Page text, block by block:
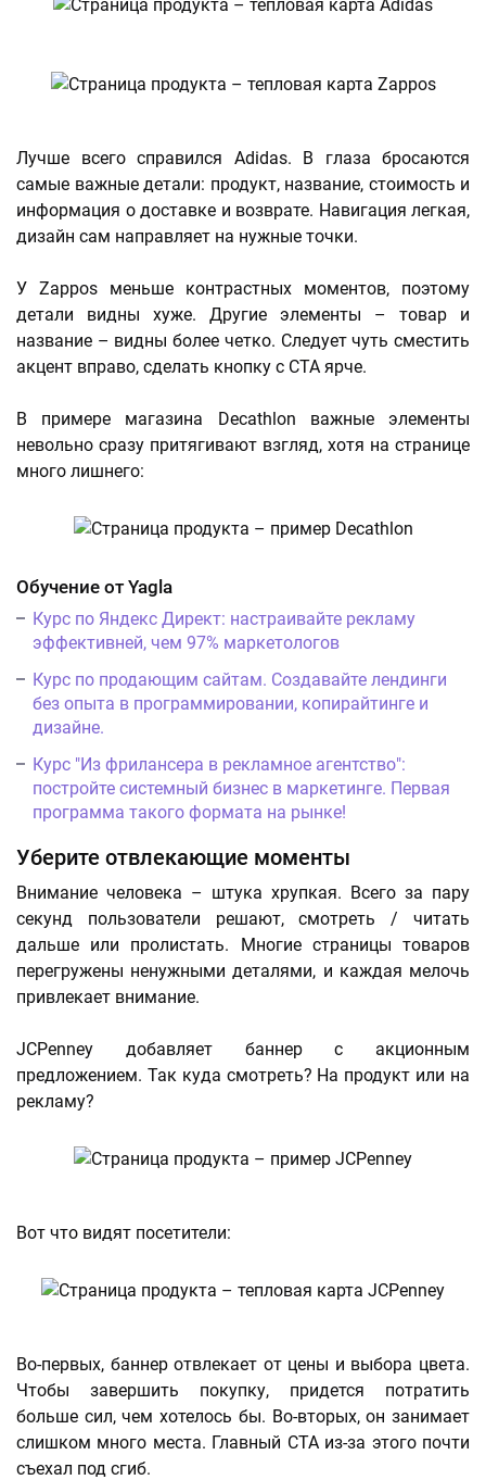
Лучше всего справился Adidas. В глаза бросаются
самые важные детали: продукт, название, стоимость и
информация о доставке и возврате. Навигация легкая,
дизайн сам направляет на нужные точки.
У Zappos меньше контрастных моментов, поэтому
детали видны хуже. Другие элементы – товар и
название – видны более четко. Следует чуть сместить
акцент вправо, сделать кнопку с СТА ярче.
В примере магазина Decathlon важные элементы
невольно сразу притягивают взгляд, хотя на странице
много лишнего:
Обучение от Yagla
Курс по Яндекс Директ: настраивайте рекламу
эффективней, чем 97% маркетологов
Курс по продающим сайтам. Создавайте лендинги
без опыта в программировании, копирайтинге и
дизайне.
Курс "Из фрилансера в рекламное агентство":
постройте системный бизнес в маркетинге. Первая
программа такого формата на рынке!
Уберите отвлекающие моменты
Внимание человека – штука хрупкая. Всего за пару
секунд пользователи решают, смотреть / читать
дальше или пролистать. Многие страницы товаров
перегружены ненужными деталями, и каждая мелочь
привлекает внимание.
JCPenney добавляет баннер с акционным
предложением. Так куда смотреть? На продукт или на
рекламу?
Вот что видят посетители:
Во-первых, баннер отвлекает от цены и выбора цвета.
Чтобы завершить покупку, придется потратить
больше сил, чем хотелось бы. Во-вторых, он занимает
слишком много места. Главный СТА из-за этого почти
съехал под сгиб.